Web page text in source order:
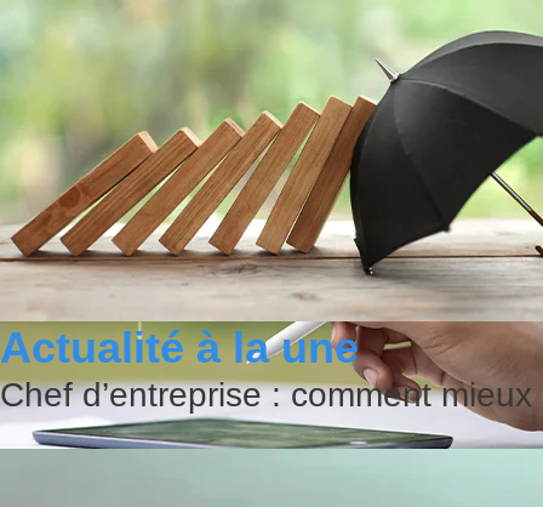
Actualité à la une
Chef d’entreprise : comment